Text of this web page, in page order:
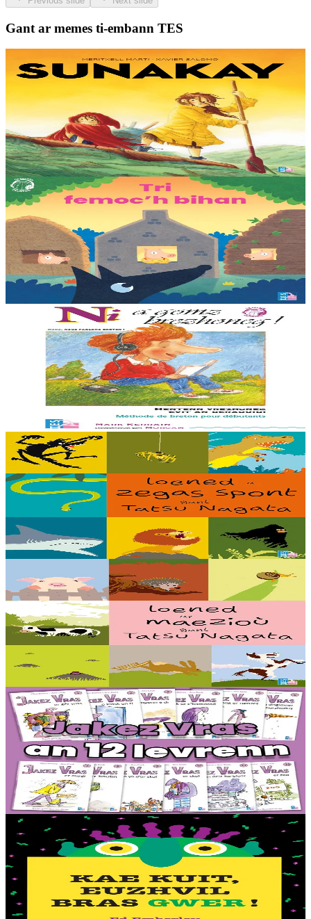
Gant ar memes ti-embann TES
TES
Sunakay
Deuet eo ar mor da vezañ ur pezh lennad loustoni hep netra vev
ennañ ken. Div c’hoar zo o chom war un enez plastik, o klask bevañ
evel ma c’hallont, e-touez al lastez....
Er stok25,00 €
3 bloaz hag ouzhpenn
TES
Tri femoc'h bihan
Ur wech e oa tri femoc’h bihan hag a veve eürus gant o zud. Un
deiz koulskoude e voe poent da bep hini kaout e di ! Ur rummad
savet a-ratozh evit ar vugale...
11 vloaz hag ouzhpenn
Ni a gomz brezhoneg
Un hentenn brezhoneg evit deraouidi al lise. En embannadur-mañ ez
eus ur c’hod el levr evit selaou an enrolladennoù enlinenn. Trede
embannadur.
23,00 €
5 bloaz hag ouzhpenn
TES
Loened a zegas spont
Debriñ kig a reont, toullañ a reont pejoù, yudal a reont pe gwelet en
noz hag an holl a laka bihan ha bras da grenañ : setu loened a zegas
spont gant ar...
Er stok16,00 €
TES
Loened ar maezioù
Speuñial a reont, debriñ geot, goañvaat, dindan an douar e vezont o
chom pe dozviñ vioù a reont : setu loened diwar ar maez gant ar
c’helenner Tastu Nagata !...
16,00 €
6 vloaz hag ouzhpenn
TES
Jakez Vras - Dastumad hollek (12 levr)
Ur rummad 12 istor bihan aes da lenn an-unan. Buhez pemdeziek
Jakez Vras, ur ramz tost d’ar vugale, kontet gant frazennoù berr ha
gant ur c’heriaoueg diazez....
Er stok44,00 €
2 vloaz hag ouzhpenn
TES
Kae kuit, Euzhvil bras gwer !
Petra en deus ur fri gwer-glazik, dent lemm gwenn, ha daoulagad
bras melen ? Euzhvil Bras Gwer an hini eo ! Arabat bezañ spontet
avat. Tro pajennoù didroc’het...